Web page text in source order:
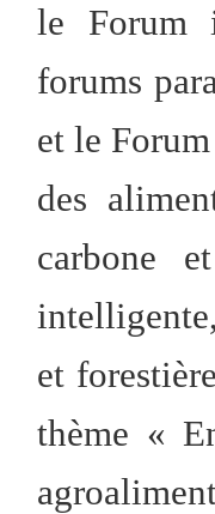
le Forum
forums
et le
des
carbone
et
thème «